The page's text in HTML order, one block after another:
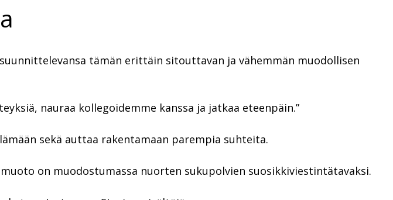
tämän erittäin sitouttavan ja vähemmän muodollisen
nauraa kollegoidemme kanssa ja jatkaa eteenpäin.”
sekä auttaa rakentamaan parempia suhteita.
on muodostumassa nuorten sukupolvien suosikkiviestintätavaksi.